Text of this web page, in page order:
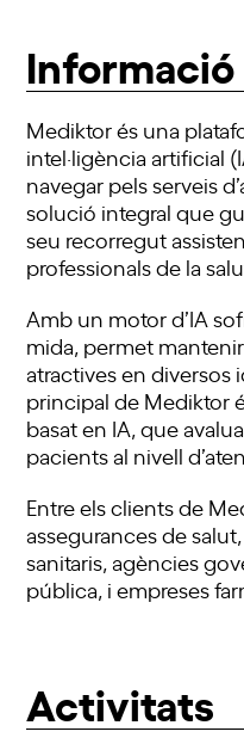
Informació
Mediktor és una
intel·ligència artificial
navegar pels serveis
solució integral que
seu recorregut
professionals de la
Amb un motor d’IA
mida, permet
atractives en diversos
principal de Mediktor
basat en IA, que
pacients al nivell
Entre els clients de
assegurances de
sanitaris, agències
pública, i empreses
Activitats